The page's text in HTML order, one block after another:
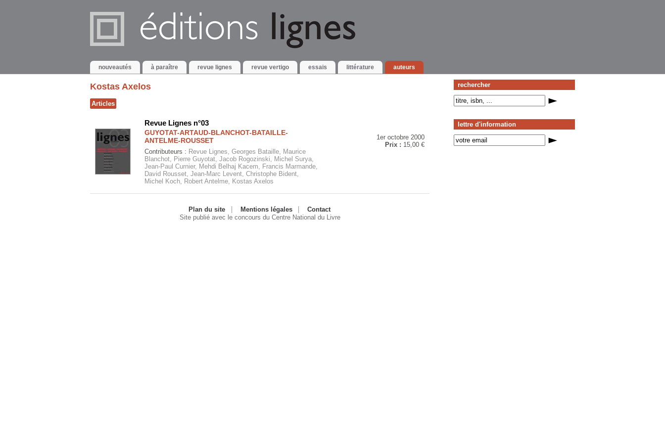
nouveautés à paraître revue lignes revue vertigo essais littérature auteurs
rechercher
lettre d'information
Kostas Axelos
Articles
1er octobre 2000
Prix : 15,00 €
Revue Lignes n°03
GUYOTAT-ARTAUD-BLANCHOT-BATAILLE-
ANTELME-ROUSSET
Contributeurs : Revue Lignes, Georges Bataille, Maurice
Blanchot, Pierre Guyotat, Jacob Rogozinski, Michel Surya,
Jean-Paul Curnier, Mehdi Belhaj Kacem, Francis Marmande,
David Rousset, Jean-Marc Levent, Christophe Bident,
Michel Koch, Robert Antelme, Kostas Axelos
Plan du site Mentions légales
Contact
Site publié avec le concours du Centre National du Livre